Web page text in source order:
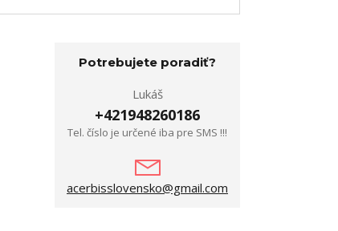
Potrebujete poradiť?
Lukáš
+421948260186
Tel. číslo je určené iba pre SMS !!!
acerbisslovensko@gmail.com